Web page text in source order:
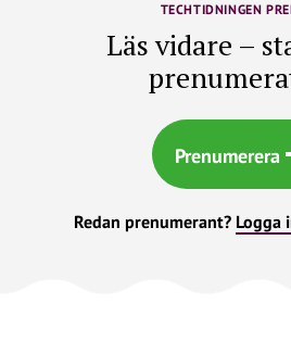
TECHTIDNINGEN
Läs vidare –
Prenumerera
Redan prenumerant? Logga